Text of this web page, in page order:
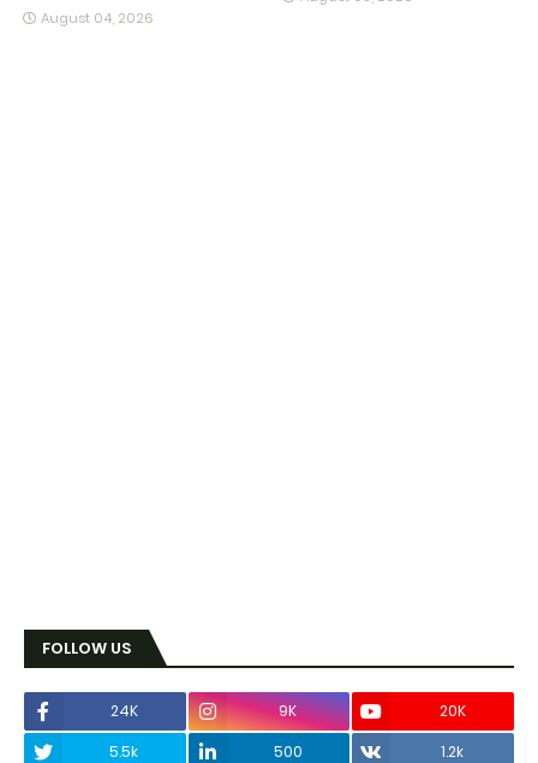
August 04, 2026
FOLLOW US
24K 9K
20K
5.5k
500 1.2k